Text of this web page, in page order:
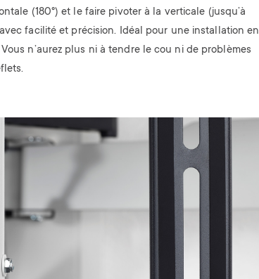
(180°) et le faire pivoter à la verticale (jusqu’à
facilité et précision. Idéal pour une installation en
n’aurez plus ni à tendre le cou ni de problèmes